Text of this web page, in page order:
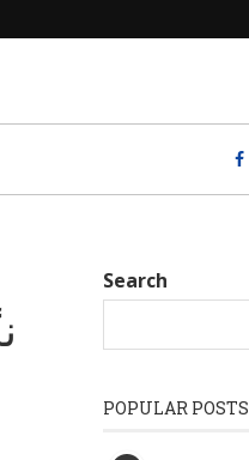
Search
POPULAR POSTS